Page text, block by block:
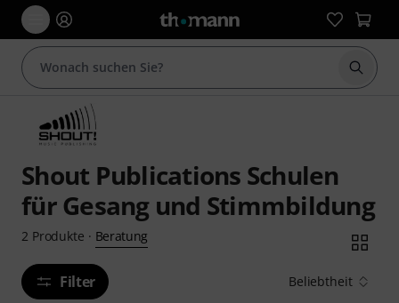
Suche
Shout Publications Schulen
für Gesang und Stimmbildung
2 Produkte · Beratung
Filter Beliebtheit